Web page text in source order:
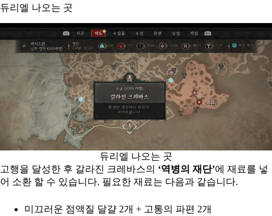
듀리엘 나오는 곳
듀리엘 나오는 곳
고행을 달성한 후 갈라진 크레바스의 ‘역병의 재단’에 재료를 넣
어 소환 할 수 있습니다. 필요한 재료는 다음과 같습니다.
미끄러운 점액질 달걀 2개 + 고통의 파편 2개